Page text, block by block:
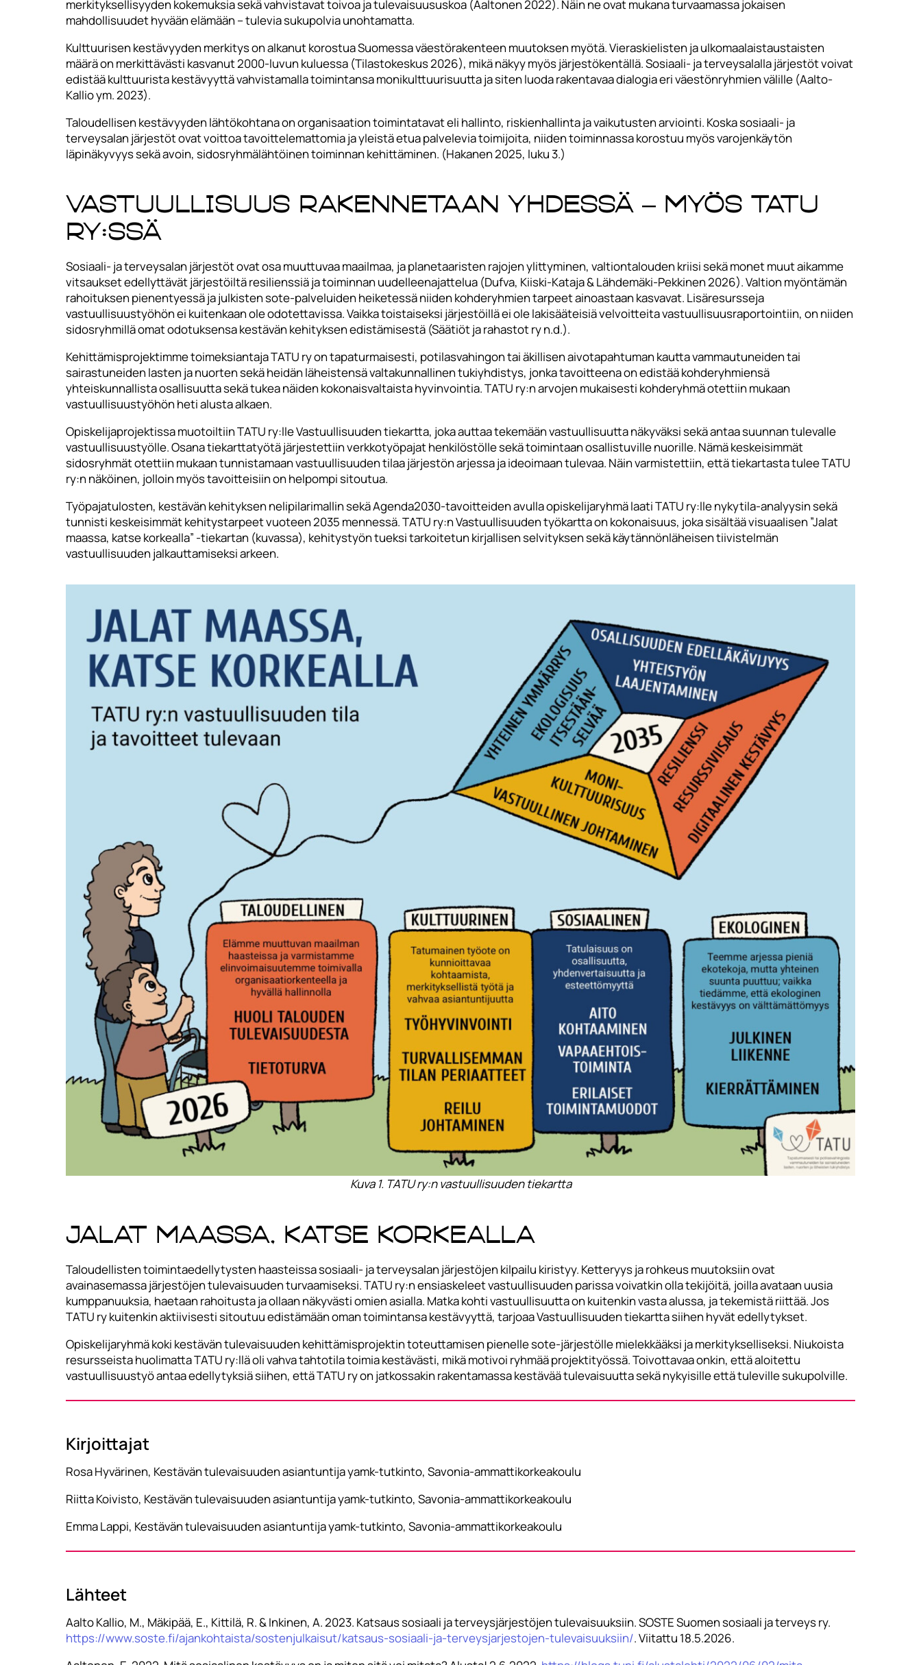
merkityksellisyyden kokemuksia sekä vahvistavat toivoa ja tulevaisuususkoa (Aaltonen 2022). Näin ne ovat mukana turvaamassa jokaisen
mahdollisuudet hyvään elämään – tulevia sukupolvia unohtamatta.
Kulttuurisen kestävyyden merkitys on alkanut korostua Suomessa väestörakenteen muutoksen myötä. Vieraskielisten ja ulkomaalaistaustaisten
määrä on merkittävästi kasvanut 2000-luvun kuluessa (Tilastokeskus 2026), mikä näkyy myös järjestökentällä. Sosiaali- ja terveysalalla järjestöt voivat
edistää kulttuurista kestävyyttä vahvistamalla toimintansa monikulttuurisuutta ja siten luoda rakentavaa dialogia eri väestönryhmien välille (Aalto-
Kallio ym. 2023).
Taloudellisen kestävyyden lähtökohtana on organisaation toimintatavat eli hallinto, riskienhallinta ja vaikutusten arviointi. Koska sosiaali- ja
terveysalan järjestöt ovat voittoa tavoittelemattomia ja yleistä etua palvelevia toimijoita, niiden toiminnassa korostuu myös varojenkäytön
läpinäkyvyys sekä avoin, sidosryhmälähtöinen toiminnan kehittäminen. (Hakanen 2025, luku 3.)
Vastuullisuus rakennetaan yhdessä – myös TATU
ry:ssä
Sosiaali- ja terveysalan järjestöt ovat osa muuttuvaa maailmaa, ja planetaaristen rajojen ylittyminen, valtiontalouden kriisi sekä monet muut aikamme
vitsaukset edellyttävät järjestöiltä resilienssiä ja toiminnan uudelleenajattelua (Dufva, Kiiski-Kataja & Lähdemäki-Pekkinen 2026). Valtion myöntämän
rahoituksen pienentyessä ja julkisten sote-palveluiden heiketessä niiden kohderyhmien tarpeet ainoastaan kasvavat. Lisäresursseja
vastuullisuustyöhön ei kuitenkaan ole odotettavissa. Vaikka toistaiseksi järjestöillä ei ole lakisääteisiä velvoitteita vastuullisuusraportointiin, on niiden
sidosryhmillä omat odotuksensa kestävän kehityksen edistämisestä (Säätiöt ja rahastot ry n.d.).
Kehittämisprojektimme toimeksiantaja TATU ry on tapaturmaisesti, potilasvahingon tai äkillisen aivotapahtuman kautta vammautuneiden tai
sairastuneiden lasten ja nuorten sekä heidän läheistensä valtakunnallinen tukiyhdistys, jonka tavoitteena on edistää kohderyhmiensä
yhteiskunnallista osallisuutta sekä tukea näiden kokonaisvaltaista hyvinvointia. TATU ry:n arvojen mukaisesti kohderyhmä otettiin mukaan
vastuullisuustyöhön heti alusta alkaen.
Opiskelijaprojektissa muotoiltiin TATU ry:lle Vastuullisuuden tiekartta, joka auttaa tekemään vastuullisuutta näkyväksi sekä antaa suunnan tulevalle
vastuullisuustyölle. Osana tiekarttatyötä järjestettiin verkkotyöpajat henkilöstölle sekä toimintaan osallistuville nuorille. Nämä keskeisimmät
sidosryhmät otettiin mukaan tunnistamaan vastuullisuuden tilaa järjestön arjessa ja ideoimaan tulevaa. Näin varmistettiin, että tiekartasta tulee TATU
ry:n näköinen, jolloin myös tavoitteisiin on helpompi sitoutua.
Työpajatulosten, kestävän kehityksen nelipilarimallin sekä Agenda2030-tavoitteiden avulla opiskelijaryhmä laati TATU ry:lle nykytila-analyysin sekä
tunnisti keskeisimmät kehitystarpeet vuoteen 2035 mennessä. TATU ry:n Vastuullisuuden työkartta on kokonaisuus, joka sisältää visuaalisen ”Jalat
maassa, katse korkealla” -tiekartan (kuvassa), kehitystyön tueksi tarkoitetun kirjallisen selvityksen sekä käytännönläheisen tiivistelmän
vastuullisuuden jalkauttamiseksi arkeen.
Kuva 1. TATU ry:n vastuullisuuden tiekartta
Jalat maassa, katse korkealla
Taloudellisten toimintaedellytysten haasteissa sosiaali- ja terveysalan järjestöjen kilpailu kiristyy. Ketteryys ja rohkeus muutoksiin ovat
avainasemassa järjestöjen tulevaisuuden turvaamiseksi. TATU ry:n ensiaskeleet vastuullisuuden parissa voivatkin olla tekijöitä, joilla avataan uusia
kumppanuuksia, haetaan rahoitusta ja ollaan näkyvästi omien asialla. Matka kohti vastuullisuutta on kuitenkin vasta alussa, ja tekemistä riittää. Jos
TATU ry kuitenkin aktiivisesti sitoutuu edistämään oman toimintansa kestävyyttä, tarjoaa Vastuullisuuden tiekartta siihen hyvät edellytykset.
Opiskelijaryhmä koki kestävän tulevaisuuden kehittämisprojektin toteuttamisen pienelle sote-järjestölle mielekkääksi ja merkitykselliseksi. Niukoista
resursseista huolimatta TATU ry:llä oli vahva tahtotila toimia kestävästi, mikä motivoi ryhmää projektityössä. Toivottavaa onkin, että aloitettu
vastuullisuustyö antaa edellytyksiä siihen, että TATU ry on jatkossakin rakentamassa kestävää tulevaisuutta sekä nykyisille että tuleville sukupolville.
Kirjoittajat
Rosa Hyvärinen, Kestävän tulevaisuuden asiantuntija yamk-tutkinto, Savonia-ammattikorkeakoulu
Riitta Koivisto, Kestävän tulevaisuuden asiantuntija yamk-tutkinto, Savonia-ammattikorkeakoulu
Emma Lappi, Kestävän tulevaisuuden asiantuntija yamk-tutkinto, Savonia-ammattikorkeakoulu
Lähteet
Aalto Kallio, M., Mäkipää, E., Kittilä, R. & Inkinen, A. 2023. Katsaus sosiaali ja terveysjärjestöjen tulevaisuuksiin. SOSTE Suomen sosiaali ja terveys ry.
https://www.soste.fi/ajankohtaista/sostenjulkaisut/katsaus-sosiaali-ja-terveysjarjestojen-tulevaisuuksiin/. Viitattu 18.5.2026.